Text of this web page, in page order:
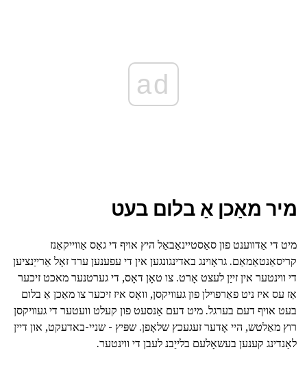
ad
מיר מאַכן אַ בלום בעט
מיט די אַדווענט פון סאַסטיינאַבאַל היץ אויף די גאַס אַווייקאַנז
קריסאַנטאַמאַם. גראָוינג באדינגונגען אין די עפענען ערד זאָל אַרייַנציען
די ווינטער אין זייַן לעצט אָרט. צו טאָן דאָס, די גערטנער מאכט זיכער
אַז עס איז ניט פאַרפוילן פון געוויקסן, וואָס איז זיכער צו מאַכן אַ בלום
בעט אויף דעם בערגל. מיט דעם אַנסעט פון קעלט וועטער די געוויקסן
רוץ מאַלטש, היי אָדער זעגעכץ שלאָפן. שפּיץ - שניי-באדעקט, און דיין
לאַנדינג קענען בעשאָלעם בלייַבנ לעבן די ווינטער.